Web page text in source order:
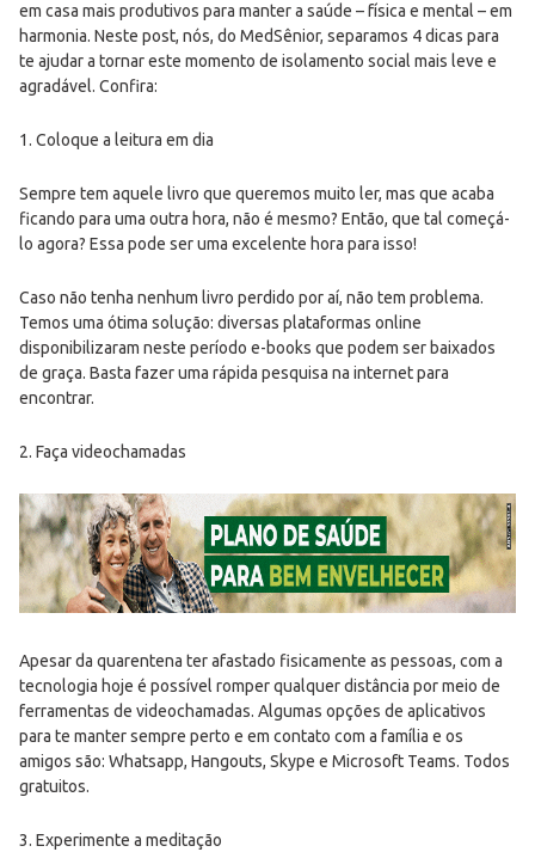
em casa mais produtivos para manter a saúde – física e mental – em
harmonia. Neste post, nós, do MedSênior, separamos 4 dicas para
te ajudar a tornar este momento de isolamento social mais leve e
agradável. Confira:
1. Coloque a leitura em dia
Sempre tem aquele livro que queremos muito ler, mas que acaba
ficando para uma outra hora, não é mesmo? Então, que tal começá-
lo agora? Essa pode ser uma excelente hora para isso!
Caso não tenha nenhum livro perdido por aí, não tem problema.
Temos uma ótima solução: diversas plataformas online
disponibilizaram neste período e-books que podem ser baixados
de graça. Basta fazer uma rápida pesquisa na internet para
encontrar.
2. Faça videochamadas
Apesar da quarentena ter afastado fisicamente as pessoas, com a
tecnologia hoje é possível romper qualquer distância por meio de
ferramentas de videochamadas. Algumas opções de aplicativos
para te manter sempre perto e em contato com a família e os
amigos são: Whatsapp, Hangouts, Skype e Microsoft Teams. Todos
gratuitos.
3. Experimente a meditação